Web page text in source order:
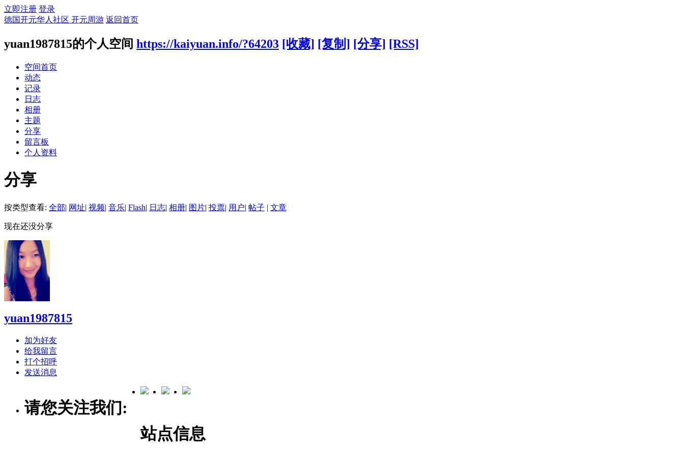
立即注册 登录
德国开元华人社区 开元周游 返回首页
yuan1987815的个人空间 https://kaiyuan.info/?64203 [收藏] [复制] [分享] [RSS]
空间首页
动态
记录
日志
相册
主题
分享
留言板
个人资料
分享
按类型查看: 全部| 网址| 视频| 音乐| Flash| 日志| 相册| 图片| 投票| 用户| 帖子 | 文章
现在还没分享
yuan1987815
加为好友
给我留言
打个招呼
发送消息
请您关注我们:
站点信息